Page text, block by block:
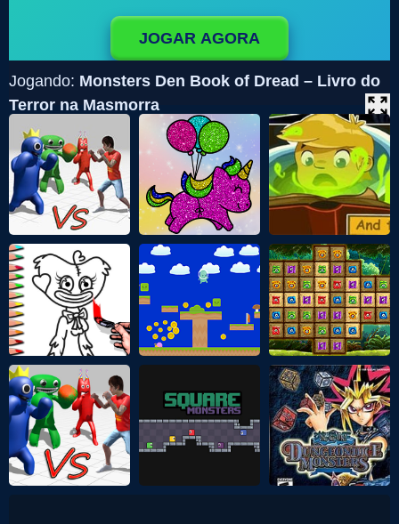
JOGAR AGORA
Jogando: Monsters Den Book of Dread – Livro do
Terror na Masmorra